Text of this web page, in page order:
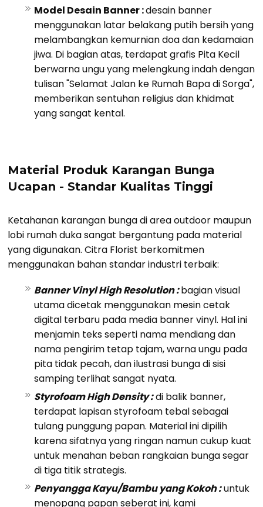
Model Desain Banner :desain banner
menggunakan latar belakang putih bersih yang
melambangkan kemurnian doa dan kedamaian
jiwa. Di bagian atas, terdapat grafis Pita Kecil
berwarna ungu yang melengkung indah dengan
tulisan "Selamat Jalan ke Rumah Bapa di Sorga",
memberikan sentuhan religius dan khidmat
yang sangat kental.
Material Produk Karangan Bunga
Ucapan - Standar Kualitas Tinggi
Ketahanan karangan bunga di area outdoor maupun
lobi rumah duka sangat bergantung pada material
yang digunakan. Citra Florist berkomitmen
menggunakan bahan standar industri terbaik:
Banner Vinyl High Resolution :bagian visual
utama dicetak menggunakan mesin cetak
digital terbaru pada media banner vinyl. Hal ini
menjamin teks seperti nama mendiang dan
nama pengirim tetap tajam, warna ungu pada
pita tidak pecah, dan ilustrasi bunga di sisi
samping terlihat sangat nyata.
Styrofoam High Density :di balik banner,
terdapat lapisan styrofoam tebal sebagai
tulang punggung papan. Material ini dipilih
karena sifatnya yang ringan namun cukup kuat
untuk menahan beban rangkaian bunga segar
di tiga titik strategis.
Penyangga Kayu/Bambu yang Kokoh :untuk
menopang papan seberat ini, kami